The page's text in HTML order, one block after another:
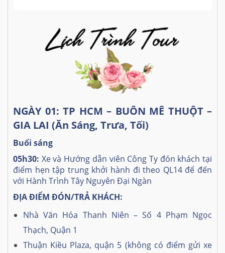
NGÀY 01: TP HCM – BUÔN MÊ THUỘT –
GIA LAI (Ăn Sáng, Trưa, Tối)
Buổi sáng
05h30: Xe và Hướng dẫn viên Công Ty đón khách tại
điểm hẹn tập trung khởi hành đi theo QL14 để đến
với Hành Trình Tây Nguyên Đại Ngàn
ĐỊA ĐIỂM ĐÓN/TRẢ KHÁCH:
Nhà Văn Hóa Thanh Niên – Số 4 Phạm Ngọc
Thạch, Quận 1
Thuận Kiều Plaza, quận 5 (không có điểm gửi xe